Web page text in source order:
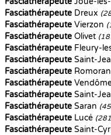
Fasciathérapeute Dreux
Fasciathérapeute Vierzon
Fasciathérapeute Olivet
Fasciathérapeute Fleury-
Fasciathérapeute Saint-
Fasciathérapeute
Fasciathérapeute
Fasciathérapeute Saint-
Fasciathérapeute Saran
Fasciathérapeute Lucé
Fasciathérapeute Saint-